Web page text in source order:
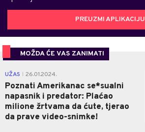
PREUZMI APLIKACIJU
MOŽDA ĆE VAS ZANIMATI
UŽAS 26.01.2024.
Poznati Amerikanac se*sualni
napasnik i predator: Plaćao
milione žrtvama da ćute, tjerao
da prave video-snimke!